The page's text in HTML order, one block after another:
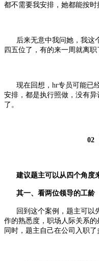
都不需要我安排，她都能按时
后来无意中我问她，我这
四五位了，有的来一周就离职
现在回想，hr专员可能已
安排，都是执行照做，没有异
了。
02
建议题主可以从四个角度
其一、看两位领导的工龄
回到这个案例，题主可以
作的熟悉度，职场人际关系的
同时，题主自己在公司入职了